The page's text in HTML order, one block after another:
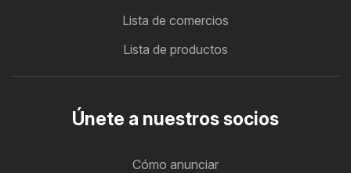
Lista de comercios
Lista de productos
Únete a nuestros socios
Cómo anunciar